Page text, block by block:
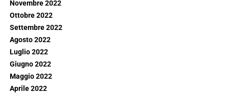
Novembre 2022
Ottobre 2022
Settembre 2022
Agosto 2022
Luglio 2022
Giugno 2022
Maggio 2022
Aprile 2022